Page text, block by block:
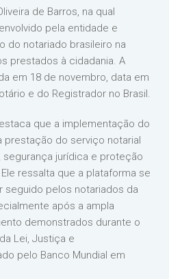
de Barros, na qual
pela entidade e
do notariado brasileiro na
prestados à cidadania. A
em 18 de novembro, data em
e do Registrador no Brasil.
que a implementação do
prestação do serviço notarial
segurança jurídica e proteção
ressalta que a plataforma se
seguido pelos notariados da
após a ampla
demonstrados durante o
Lei, Justiça e
pelo Banco Mundial em